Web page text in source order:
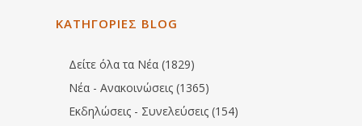
ΚΑΤΗΓΟΡΙΕΣ BLOG
Δείτε όλα τα Νέα (1829)
Νέα - Ανακοινώσεις (1365)
Εκδηλώσεις - Συνελεύσεις (154)